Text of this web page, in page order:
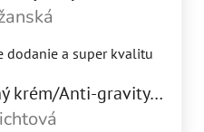
je 5 z 5 hviezdičiek.
dodanie a super kvalitu
Anti-gravitačný krém/Anti-gravity face cream - WELL AGING 30 ml
je 5 z 5 hviezdičiek.